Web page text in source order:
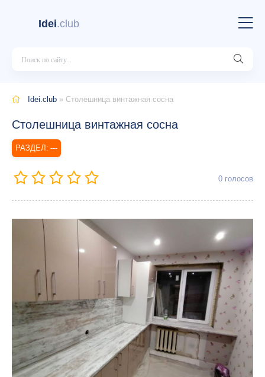
Idei.club
Idei.club » Столешница винтажная сосна
Столешница винтажная сосна
---
0 голосов